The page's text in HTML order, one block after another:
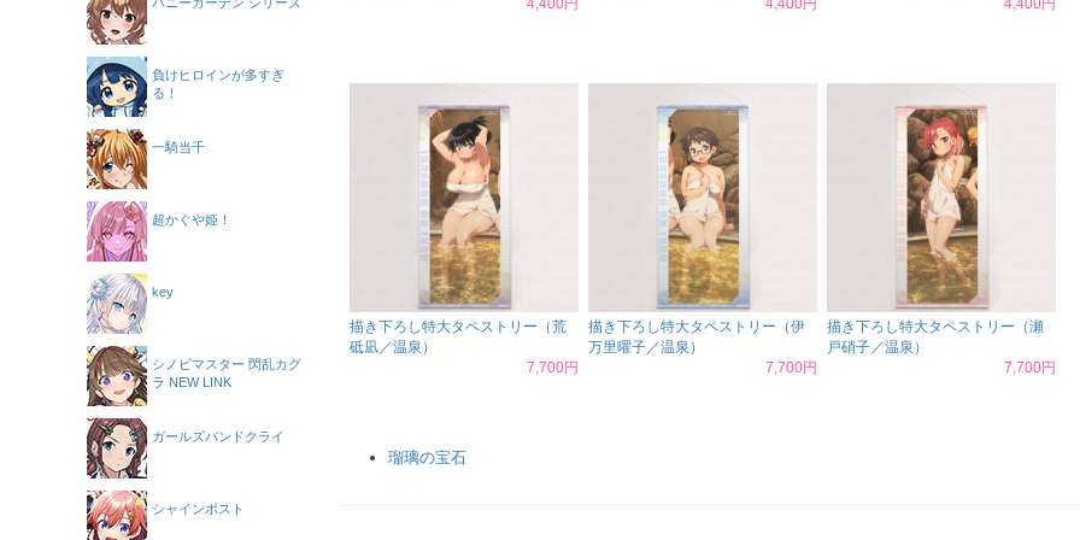
4,400円
4,400円
4,400円
描き下ろし特大タペストリー（荒
砥凪／温泉）
7,700円
描き下ろし特大タペストリー（伊
万里曜子／温泉）
7,700円
描き下ろし特大タペストリー（瀬
戸硝子／温泉）
7,700円
瑠璃の宝石
負けヒロインが多すぎ
る！
一騎当千
超かぐや姫！
key
シノビマスター 閃乱カグ
ラ NEW LINK
ガールズバンドクライ
シャインポスト